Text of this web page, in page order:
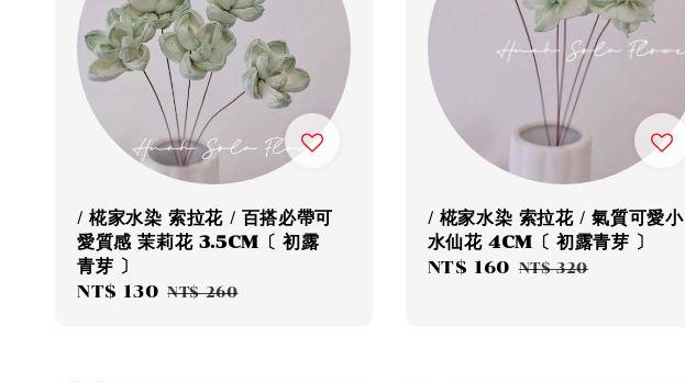
/ 椛家水染 索拉花 / 百搭必帶可
愛質感 茉莉花 3.5CM〔 初露
青芽 〕
Sale
NT$ 130 Regular
NT$ 260
/ 椛家水染 索拉花 / 氣質可愛小
水仙花 4CM〔 初露青芽 〕
Sale
NT$ 160 Regular
NT$ 320